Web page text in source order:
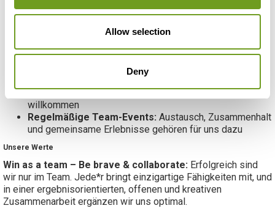
Allow selection
Deny
Flexible Arbeitszeiten:Gestalte deine Arbeit so, dass
sie zu deinem Leben passt
Hybrides Arbeiten:Je nach Aufgabenbereich und
möglich
Praxisnahe Einblicke und Verantwortung:
Mitarbeit an realen Aufgaben und Projekten
Tierfreundliches Büro:Hunde sind bei uns herzlich
willkommen
Regelmäßige Team-Events: Austausch, Zusammenhalt
und gemeinsame Erlebnisse gehören für uns dazu
Unsere Werte
Win as a team – Be brave & collaborate: Erfolgreich sind
wir nur im Team. Jede*r bringt einzigartige Fähigkeiten mit, und
in einer ergebnisorientierten, offenen und kreativen
Zusammenarbeit ergänzen wir uns optimal.